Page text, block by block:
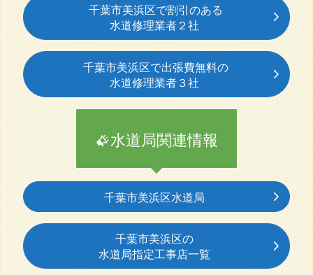
千葉市美浜区で割引のある
水道修理業者２社
千葉市美浜区で出張費無料の
水道修理業者３社
水道局関連情報
千葉市美浜区水道局
千葉市美浜区の
水道局指定工事店一覧